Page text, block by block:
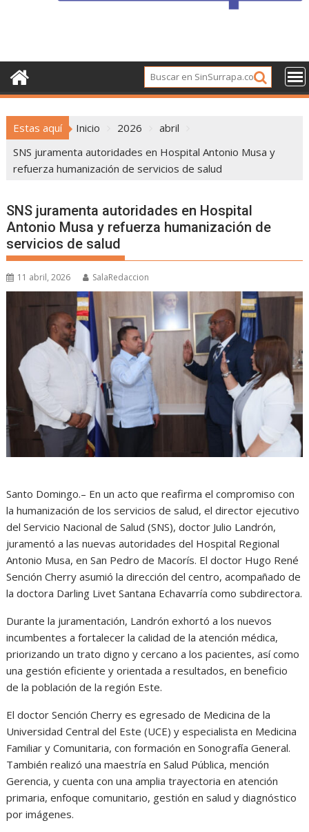
Estas aquí Inicio 2026
abril
SNS juramenta autoridades en Hospital Antonio Musa y
refuerza humanización de servicios de salud
SNS juramenta autoridades en Hospital
Antonio Musa y refuerza humanización de
servicios de salud
11 abril, 2026 SalaRedaccion
Santo Domingo.– En un acto que reafirma el compromiso con
la humanización de los servicios de salud, el director ejecutivo
del Servicio Nacional de Salud (SNS), doctor Julio Landrón,
juramentó a las nuevas autoridades del Hospital Regional
Antonio Musa, en San Pedro de Macorís. El doctor Hugo René
Sención Cherry asumió la dirección del centro, acompañado de
la doctora Darling Livet Santana Echavarría como subdirectora.
Durante la juramentación, Landrón exhortó a los nuevos
incumbentes a fortalecer la calidad de la atención médica,
priorizando un trato digno y cercano a los pacientes, así como
una gestión eficiente y orientada a resultados, en beneficio
de la población de la región Este.
El doctor Sención Cherry es egresado de Medicina de la
Universidad Central del Este (UCE) y especialista en Medicina
Familiar y Comunitaria, con formación en Sonografía General.
También realizó una maestría en Salud Pública, mención
Gerencia, y cuenta con una amplia trayectoria en atención
primaria, enfoque comunitario, gestión en salud y diagnóstico
por imágenes.